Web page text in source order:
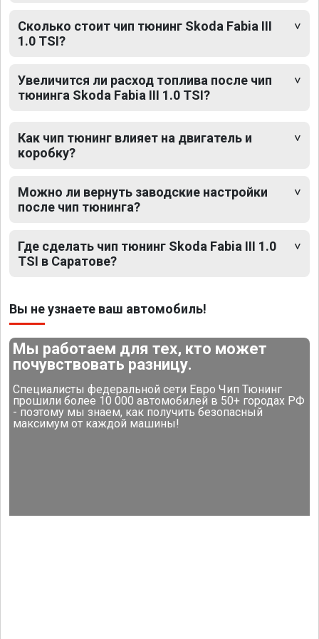
Сколько стоит чип тюнинг Skoda Fabia III
1.0 TSI?
Увеличится ли расход топлива после чип
тюнинга Skoda Fabia III 1.0 TSI?
Как чип тюнинг влияет на двигатель и
коробку?
Можно ли вернуть заводские настройки
после чип тюнинга?
Где сделать чип тюнинг Skoda Fabia III 1.0
TSI в Саратове?
Вы не узнаете ваш автомобиль!
Мы работаем для тех, кто может
почувствовать разницу.
Специалисты федеральной сети Евро Чип Тюнинг
прошили более 10 000 автомобилей в 50+ городах РФ
- поэтому мы знаем, как получить безопасный
максимум от каждой машины!